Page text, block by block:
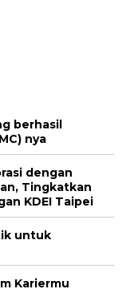
berhasil
nya
dengan
Tingkatkan
KDEI Taipei
untuk
Kariermu